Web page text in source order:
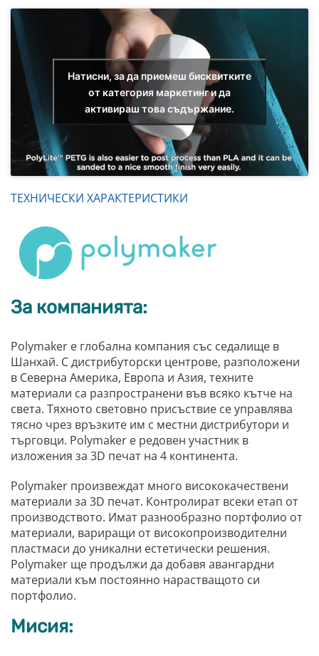
Натисни, за да приемеш бисквитките
от категория маркетинг и да
активираш това съдържание.
ТЕХНИЧЕСКИ ХАРАКТЕРИСТИКИ
За компанията:
Polymaker е глобална компания със седалище в
Шанхай. С дистрибуторски центрове, разположени
в Северна Америка, Европа и Азия, техните
материали са разпространени във всяко кътче на
света. Тяхното световно присъствие се управлява
тясно чрез връзките им с местни дистрибутори и
търговци. Polymaker е редовен участник в
изложения за 3D печат на 4 континента.
Polymaker произвеждат много висококачествени
материали за 3D печат. Контролират всеки етап от
производството. Имат разнообразно портфолио от
материали, вариращи от високопроизводителни
пластмаси до уникални естетически решения.
Polymaker ще продължи да добавя авангардни
материали към постоянно нарастващото си
портфолио.
Мисия: